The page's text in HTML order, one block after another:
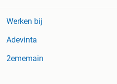
Werken bij
Adevinta
2ememain